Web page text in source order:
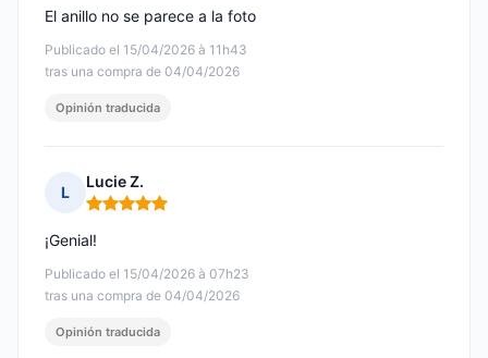
Publicado el 15/04/2026 à 11h43
tras una compra de 04/04/2026
El anillo no se parece a la foto
Opinión traducida
L
Lucie Z.
Nota: 5 de 5
Publicado el 15/04/2026 à 07h23
tras una compra de 04/04/2026
¡Genial!
Opinión traducida